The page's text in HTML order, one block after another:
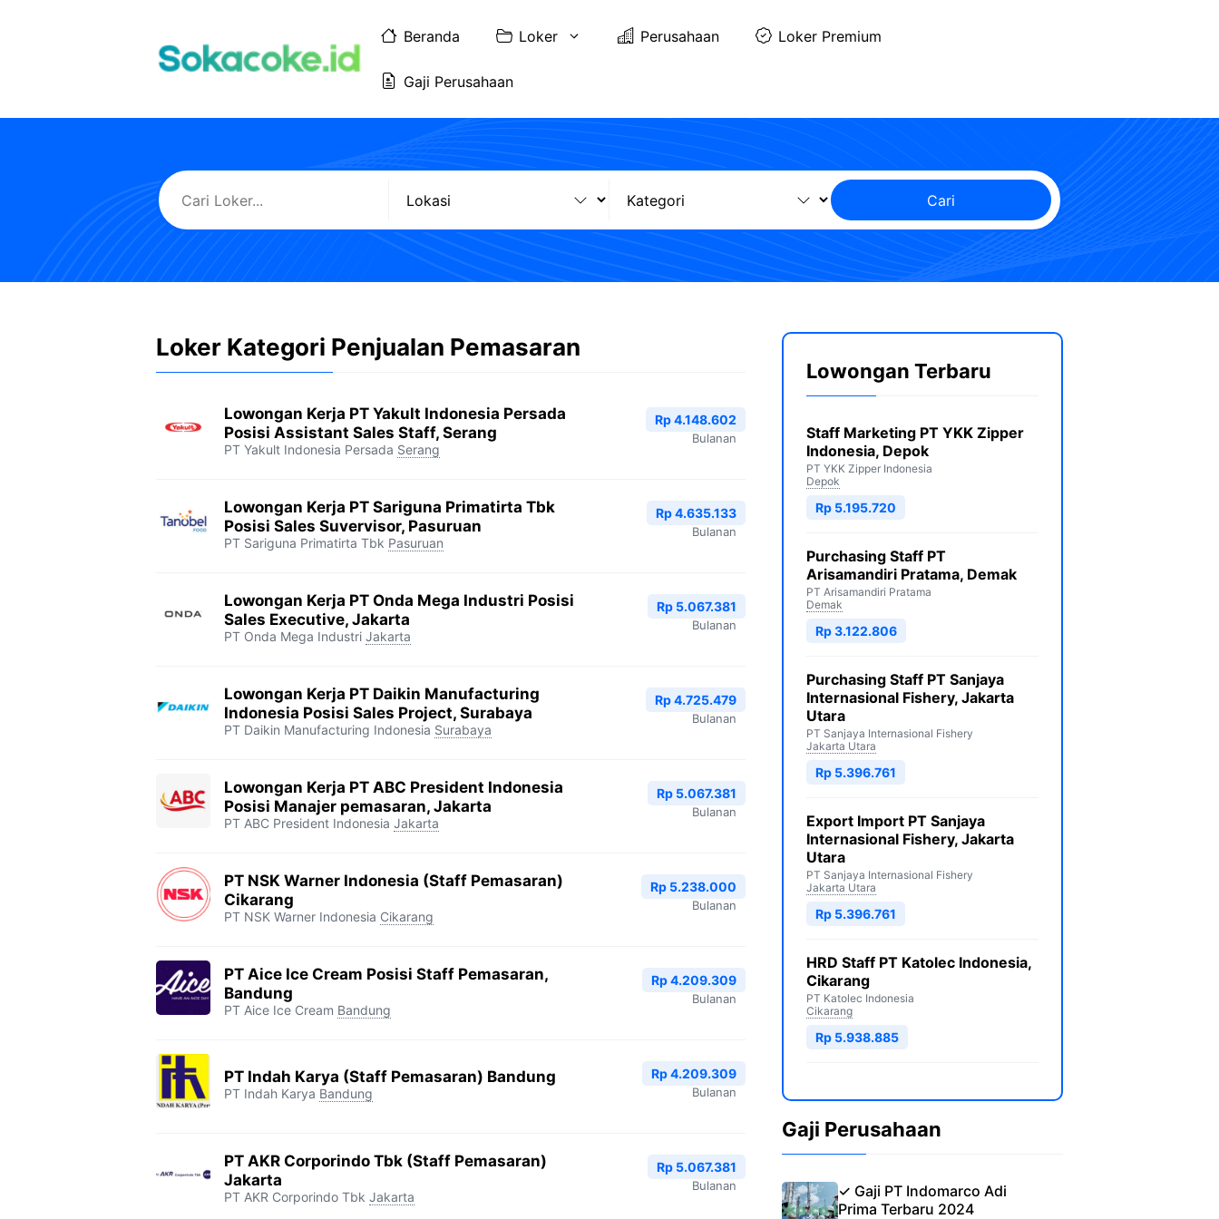
Beranda Loker Perusahaan Loker Premium
Gaji Perusahaan
Cari
Loker Kategori Penjualan Pemasaran
Lowongan Kerja PT Yakult Indonesia Persada
Posisi Assistant Sales Staff, Serang
PT Yakult Indonesia Persada Serang
Rp 4.148.602
Bulanan
Lowongan Kerja PT Sariguna Primatirta Tbk
Posisi Sales Suvervisor, Pasuruan
PT Sariguna Primatirta Tbk Pasuruan
Rp 4.635.133
Bulanan
Lowongan Kerja PT Onda Mega Industri Posisi
Sales Executive, Jakarta
PT Onda Mega Industri Jakarta
Rp 5.067.381
Bulanan
Lowongan Kerja PT Daikin Manufacturing
Indonesia Posisi Sales Project, Surabaya
PT Daikin Manufacturing Indonesia Surabaya
Rp 4.725.479
Bulanan
Lowongan Kerja PT ABC President Indonesia
Posisi Manajer pemasaran, Jakarta
PT ABC President Indonesia Jakarta
Rp 5.067.381
Bulanan
PT NSK Warner Indonesia (Staff Pemasaran)
Cikarang
PT NSK Warner Indonesia Cikarang
Rp 5.238.000
Bulanan
PT Aice Ice Cream Posisi Staff Pemasaran,
Bandung
PT Aice Ice Cream Bandung
Rp 4.209.309
Bulanan
PT Indah Karya (Staff Pemasaran) Bandung
PT Indah Karya Bandung
Rp 4.209.309
Bulanan
PT AKR Corporindo Tbk (Staff Pemasaran)
Jakarta
PT AKR Corporindo Tbk Jakarta
Rp 5.067.381
Bulanan
Lowongan Terbaru
Staff Marketing PT YKK Zipper
Indonesia, Depok
PT YKK Zipper Indonesia
Depok
Rp 5.195.720
Purchasing Staff PT
Arisamandiri Pratama, Demak
PT Arisamandiri Pratama
Demak
Rp 3.122.806
Purchasing Staff PT Sanjaya
Internasional Fishery, Jakarta
Utara
PT Sanjaya Internasional Fishery
Jakarta Utara
Rp 5.396.761
Export Import PT Sanjaya
Internasional Fishery, Jakarta
Utara
PT Sanjaya Internasional Fishery
Jakarta Utara
Rp 5.396.761
HRD Staff PT Katolec Indonesia,
Cikarang
PT Katolec Indonesia
Cikarang
Rp 5.938.885
Gaji Perusahaan
✓ Gaji PT Indomarco Adi
Prima Terbaru 2024